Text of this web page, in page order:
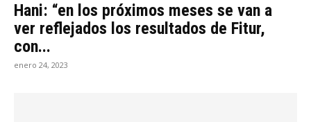
Hani: “en los próximos meses se van a
ver reflejados los resultados de Fitur,
con...
enero 24, 2023